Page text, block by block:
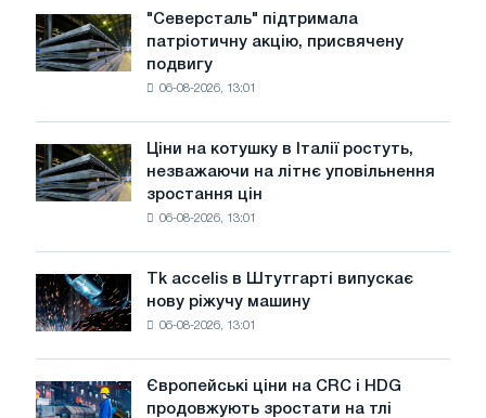
"Северсталь"
підтримала
патріотичну
радянської
авіації
в
Великої
Вітчизняної
війни
"Северсталь" підтримала
патріотичну акцію, присвячену
подвигу
06-08-2026, 13:01
Ціни
на
котушку
незважаючи
на
літнє
уповільнення
зростання
цін
Ціни на котушку в Італії ростуть,
незважаючи на літнє уповільнення
зростання цін
06-08-2026, 13:01
Tk
accelis
в
нову
Tk accelis в Штутгарті випускає
нову ріжучу машину
06-08-2026, 13:01
Європейські
ціни
Європейські ціни на CRC і HDG
продовжують зростати на тлі